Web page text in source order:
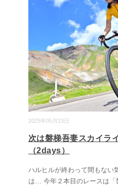
2025年05月23日
次は磐梯吾妻スカイラ
（2days）
ハルヒルが終わって間もない
は… 今年２本目のレースは「